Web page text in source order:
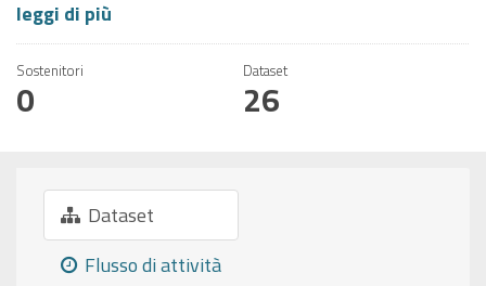
leggi di più
Sostenitori
0
Dataset
26
Dataset
Flusso di attività